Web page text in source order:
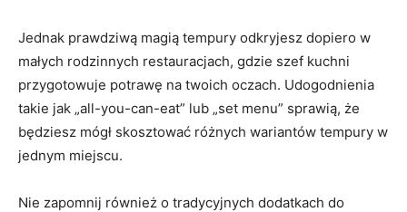
Jednak prawdziwą magią tempury odkryjesz dopiero w
małych rodzinnych restauracjach, gdzie szef kuchni
przygotowuje potrawę na twoich oczach. Udogodnienia
takie jak „all-you-can-eat” lub „set menu” sprawią, że
będziesz mógł skosztować różnych wariantów tempury w
jednym miejscu.
Nie zapomnij również o tradycyjnych dodatkach do